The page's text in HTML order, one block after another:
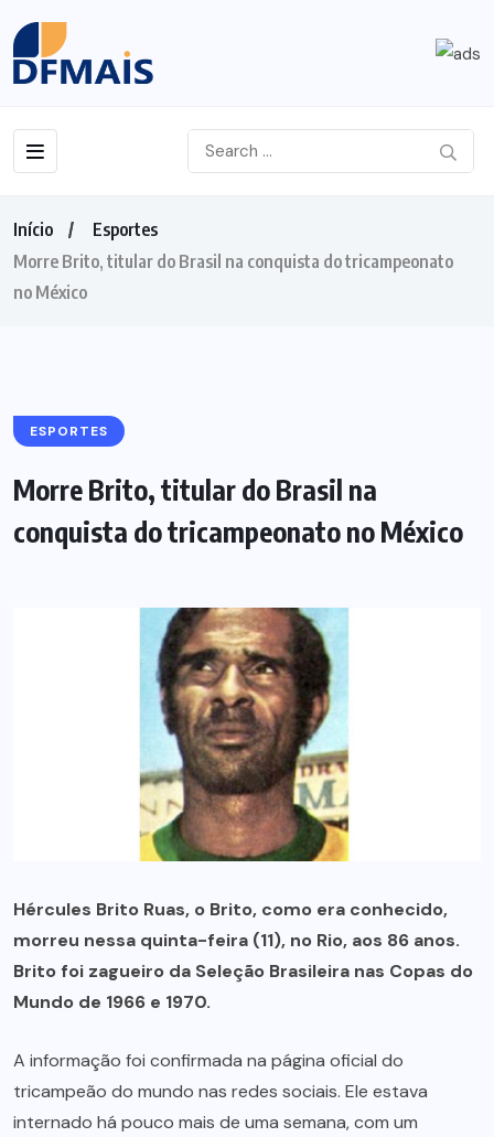
Início
Esportes
Morre Brito, titular do Brasil na conquista do tricampeonato
no México
ESPORTES
Morre Brito, titular do Brasil na
conquista do tricampeonato no México
Hércules Brito Ruas, o Brito, como era conhecido,
morreu nessa quinta-feira (11), no Rio, aos 86 anos.
Brito foi zagueiro da Seleção Brasileira nas Copas do
Mundo de 1966 e 1970.
A informação foi confirmada na página oficial do
tricampeão do mundo nas redes sociais. Ele estava
internado há pouco mais de uma semana, com um